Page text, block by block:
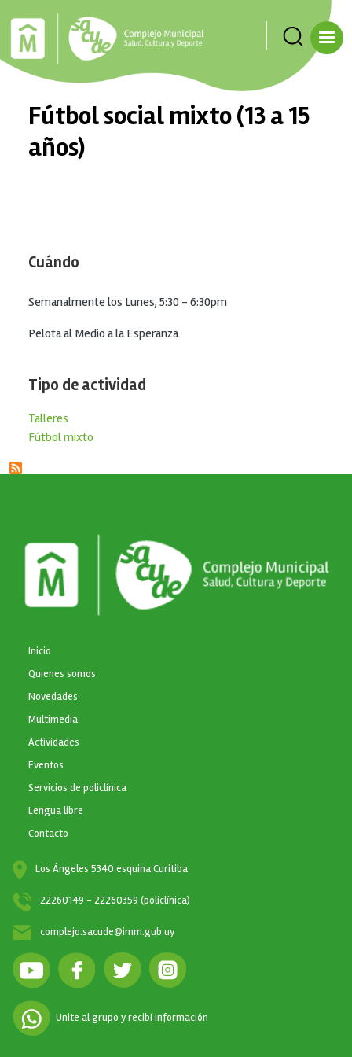
Pasar al contenido principal
Fútbol social mixto (13 a 15
años)
Cuándo
Semanalmente los Lunes, 5:30 - 6:30pm
Pelota al Medio a la Esperanza
Tipo de actividad
Talleres
Fútbol mixto
NAVEGACIÓN PRINCIPAL
Inicio
Quienes somos
Novedades
Multimedia
Actividades
Eventos
Servicios de policlínica
Lengua libre
Contacto
Los Ángeles 5340 esquina Curitiba.
22260149 - 22260359 (policlínica)
complejo.sacude@imm.gub.uy
Unite al grupo y recibí información